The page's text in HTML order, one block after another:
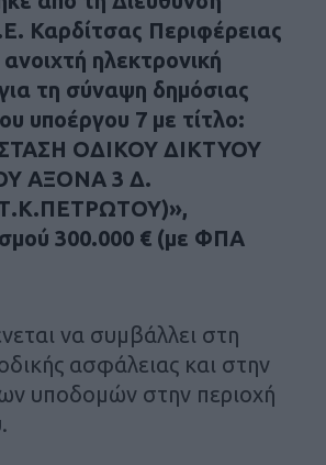
Καρδίτσας Περιφέρειας
ηλεκτρονική
τη σύναψη δημόσιας
υποέργου 7 με τίτλο:
ΟΔΙΚΟΥ ΔΙΚΤΥΟΥ
ΑΞΟΝΑ 3 Δ.
300.000 € (με ΦΠΑ
να συμβάλλει στη
ασφάλειας και στην
υποδομών στην περιοχή